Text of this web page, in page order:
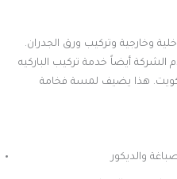
وخارجية وتركيب ورق الجدران.
الشركة أيضاً خدمة تركيب الباركيه
هذا يضيف لمسة فخامة
والديكور